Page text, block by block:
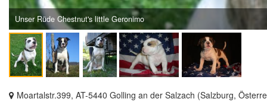
Unser Rüde Chestnut's little Geronimo
Moartalstr.399, AT-5440 Golling an der Salzach (Salzburg,